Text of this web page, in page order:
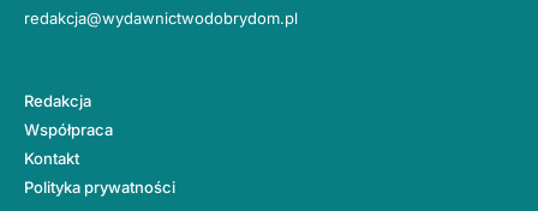
redakcja@wydawnictwodobrydom.pl
Redakcja
Współpraca
Kontakt
Polityka prywatności